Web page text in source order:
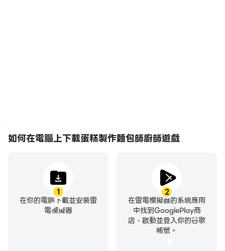
如何在電腦上下載蛋糕製作麵包師廚師遊戲
1
在你的電腦下載並安裝雷
電模擬器
2
在雷電模擬器的系統應用
中找到GooglePlay商
店，啟動並登入你的谷歌
帳號。